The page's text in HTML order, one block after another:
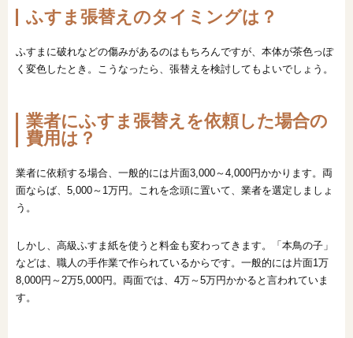
ふすま張替えのタイミングは？
ふすまに破れなどの傷みがあるのはもちろんですが、本体が茶色っぽ
く変色したとき。こうなったら、張替えを検討してもよいでしょう。
業者にふすま張替えを依頼した場合の
費用は？
業者に依頼する場合、一般的には片面3,000～4,000円かかります。両
面ならば、5,000～1万円。これを念頭に置いて、業者を選定しましょ
う。
しかし、高級ふすま紙を使うと料金も変わってきます。「本鳥の子」
などは、職人の手作業で作られているからです。一般的には片面1万
8,000円～2万5,000円。両面では、4万～5万円かかると言われていま
す。